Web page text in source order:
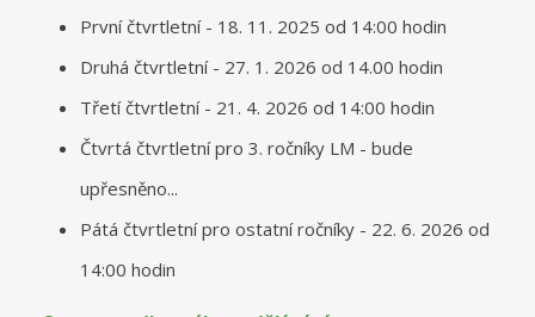
První čtvrtletní - 18. 11. 2025 od 14:00 hodin
Druhá čtvrtletní - 27. 1. 2026 od 14.00 hodin
Třetí čtvrtletní - 21. 4. 2026 od 14:00 hodin
Čtvrtá čtvrtletní pro 3. ročníky LM - bude
upřesněno...
Pátá čtvrtletní pro ostatní ročníky - 22. 6. 2026 od
14:00 hodin